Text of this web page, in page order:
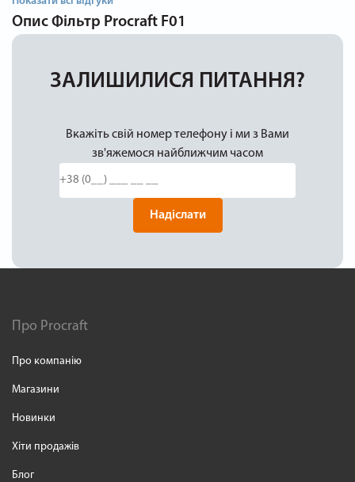
Опис Фільтр Procraft F01
ЗАЛИШИЛИСЯ ПИТАННЯ?
Вкажіть свій номер телефону і ми з Вами
зв'яжемося найближчим часом
Надіслати
Про Procraft
Про компанію
Магазини
Новинки
Хіти продажів
Блог